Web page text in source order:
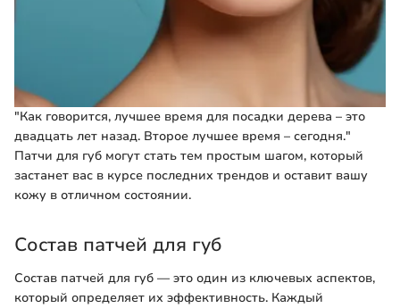
"Как говорится, лучшее время для посадки дерева – это
двадцать лет назад. Второе лучшее время – сегодня."
Патчи для губ могут стать тем простым шагом, который
застанет вас в курсе последних трендов и оставит вашу
кожу в отличном состоянии.
Состав патчей для губ
Состав патчей для губ — это один из ключевых аспектов,
который определяет их эффективность. Каждый